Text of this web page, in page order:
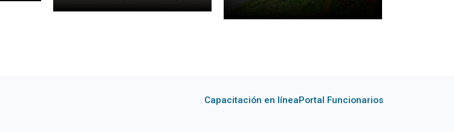
Capacitación en líneaPortal Funcionarios